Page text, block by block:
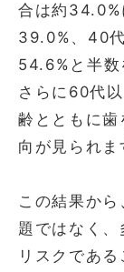
合は約34.0%
39.0%、40
54.6%と半数
さらに60代
齢とともに
向が見られま
この結果か
題ではなく
リスクである